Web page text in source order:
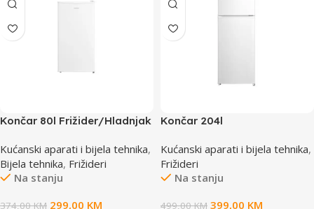
Končar 80l Frižider/Hladnjak
Kućanski aparati i bijela tehnika,
Bijela tehnika, Frižideri
Na stanju
374,00KM 299,00 KM
Končar 204l
Kućanski aparati i bijela tehnika,
Frižideri
Na stanju
499,00KM 399,00 KM